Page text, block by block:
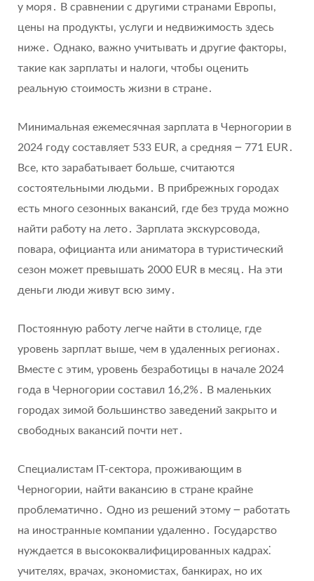
у моря․ В сравнении с другими странами Европы,
цены на продукты, услуги и недвижимость здесь
ниже․ Однако, важно учитывать и другие факторы,
такие как зарплаты и налоги, чтобы оценить
реальную стоимость жизни в стране․
Минимальная ежемесячная зарплата в Черногории в
2024 году составляет 533 EUR, а средняя ౼ 771 EUR․
Все, кто зарабатывает больше, считаются
состоятельными людьми․ В прибрежных городах
есть много сезонных вакансий, где без труда можно
найти работу на лето․ Зарплата экскурсовода,
повара, официанта или аниматора в туристический
сезон может превышать 2000 EUR в месяц․ На эти
деньги люди живут всю зиму․
Постоянную работу легче найти в столице, где
уровень зарплат выше, чем в удаленных регионах․
Вместе с этим, уровень безработицы в начале 2024
года в Черногории составил 16,2%․ В маленьких
городах зимой большинство заведений закрыто и
свободных вакансий почти нет․
Специалистам IT-сектора, проживающим в
Черногории, найти вакансию в стране крайне
проблематично․ Одно из решений этому ౼ работать
на иностранные компании удаленно․ Государство
нуждается в высококвалифицированных кадрах⁚
учителях, врачах, экономистах, банкирах, но их